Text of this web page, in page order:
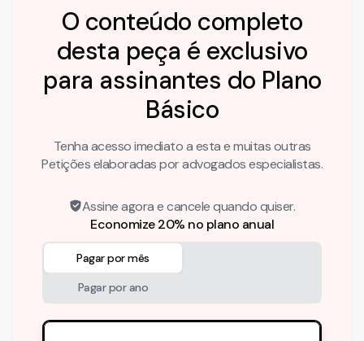
O conteúdo completo
desta peça é exclusivo
para assinantes do Plano
Básico
Tenha acesso imediato a esta e muitas outras
Petições elaboradas por advogados especialistas.
Assine agora e cancele quando quiser.
Economize 20% no plano anual
Pagar por mês
Pagar por ano